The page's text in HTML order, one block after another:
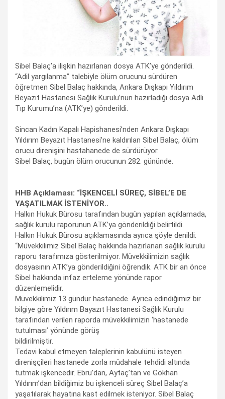
Sibel Balaç’a ilişkin hazırlanan dosya ATK’ye gönderildi.
“Adil yargılanma” talebiyle ölüm orucunu sürdüren
öğretmen Sibel Balaç hakkında, Ankara Dışkapı Yıldırım
Beyazıt Hastanesi Sağlık Kurulu’nun hazırladığı dosya Adli
Tıp Kurumu’na (ATK’ye) gönderildi.
Sincan Kadın Kapalı Hapishanesi’nden Ankara Dışkapı
Yıldırım Beyazıt Hastanesi’ne kaldırılan Sibel Balaç, ölüm
orucu direnişini hastahanede de sürdürüyor.
Sibel Balaç, bugün ölüm orucunun 282. gününde.
HHB Açıklaması: “İŞKENCELİ SÜREÇ, SİBEL’E DE
YAŞATILMAK İSTENİYOR..
Halkın Hukuk Bürosu tarafından bugün yapılan açıklamada,
sağlık kurulu raporunun ATK’ya gönderildiği belirtildi.
Halkın Hukuk Bürosu açıklamasında ayrıca şöyle denildi:
“Müvekkilimiz Sibel Balaç hakkında hazırlanan sağlık kurulu
raporu tarafımıza gösterilmiyor. Müvekkilimizin sağlık
dosyasının ATK’ya gönderildiğini öğrendik. ATK bir an önce
Sibel hakkında infaz erteleme yönünde rapor
düzenlemelidir.
Müvekkilimiz 13 gündür hastanede. Ayrıca edindiğimiz bir
bilgiye göre Yıldırım Bayazıt Hastanesi Sağlık Kurulu
tarafından verilen raporda müvekkilimizin ‘hastanede
tutulması’ yönünde görüş
bildirilmiştir.
Tedavi kabul etmeyen taleplerinin kabulünü isteyen
direnişçileri hastanede zorla müdahale tehdidi altında
tutmak işkencedir. Ebru’dan, Aytaç’tan ve Gökhan
Yıldırım’dan bildiğimiz bu işkenceli süreç Sibel Balaç’a
yaşatılarak hayatına kast edilmek isteniyor. Sibel Balaç